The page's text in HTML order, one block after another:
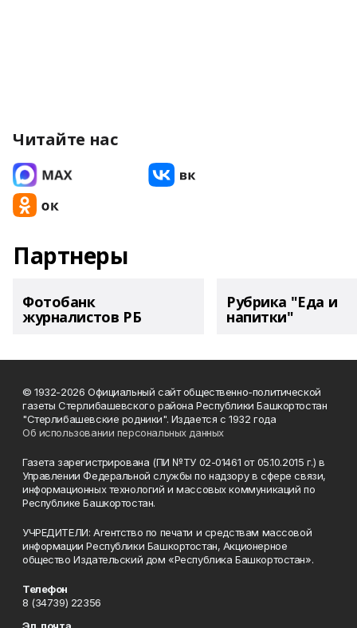
Читайте нас
Партнеры
Фотобанк
журналистов РБ
Рубрика "Еда и
напитки"
© 1932-2026 Официальный сайт общественно-политической
газеты Стерлибашевского района Республики Башкортостан
"Стерлибашевские родники". Издается с 1932 года
Об использовании персональных данных
Газета зарегистрирована (ПИ №ТУ 02-01461 от 05.10.2015 г.) в
Управлении Федеральной службы по надзору в сфере связи,
информационных технологий и массовых коммуникаций по
Республике Башкортостан.
УЧРЕДИТЕЛИ: Агентство по печати и средствам массовой
информации Республики Башкортостан, Акционерное
общество Издательский дом «Республика Башкортостан».
Телефон
8 (34739) 22356